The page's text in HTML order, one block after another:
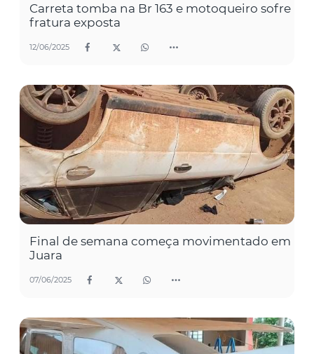
Carreta tomba na Br 163 e motoqueiro sofre
fratura exposta
12/06/2025
Final de semana começa movimentado em
Juara
07/06/2025